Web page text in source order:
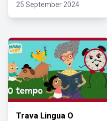
25 September 2024
Trava Lingua O